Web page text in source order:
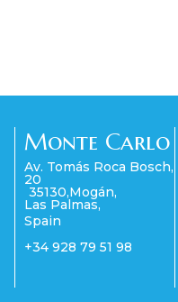
Monte Carlo
Av. Tomás Roca Bosch,
20
35130,Mogán,
Las Palmas,
Spain
+34 928 79 51 98